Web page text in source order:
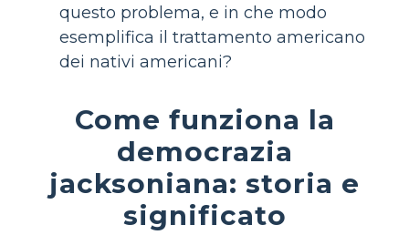
questo problema, e in che modo
esemplifica il trattamento americano
dei nativi americani?
Come funziona la
democrazia
jacksoniana: storia e
significato